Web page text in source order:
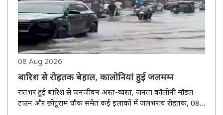
08 Aug 2026
बारिश से रोहतक बेहाल, कालोनियां हुई जलमग्न
रातभर हुई बारिश से जनजीवन अस्त-व्यस्त, जनता कॉलोनी मॉडल
टाउन और छोटूराम चौक समेत कई इलाकों में जलभराव रोहतक, 08